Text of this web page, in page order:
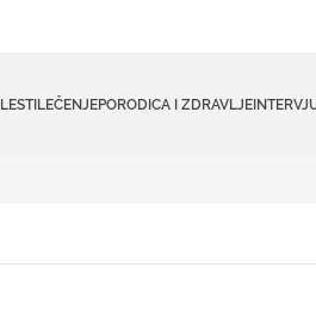
LEČENJEPORODICA I ZDRAVLJE